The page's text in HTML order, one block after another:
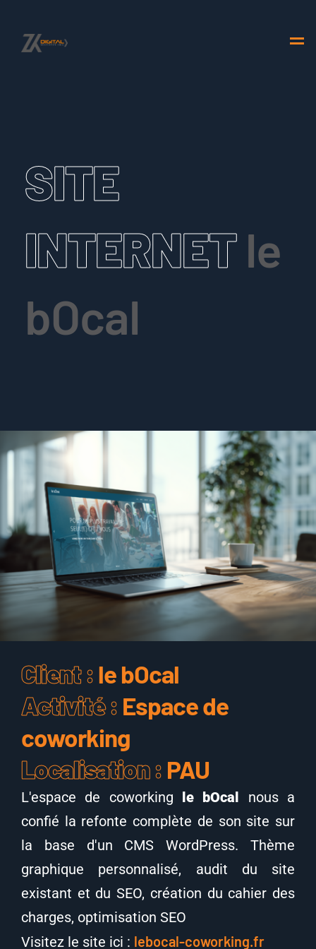
SITE
INTERNETle
bOcal
Client :le bOcal
Activité : Espace de
coworking
Localisation : PAU
L'espace de coworking le bOcal nous a
confié la refonte complète de son site sur
la base d'un CMS WordPress. Thème
graphique personnalisé, audit du site
existant et du SEO, création du cahier des
charges, optimisation SEO
Visitez le site ici : lebocal-coworking.fr